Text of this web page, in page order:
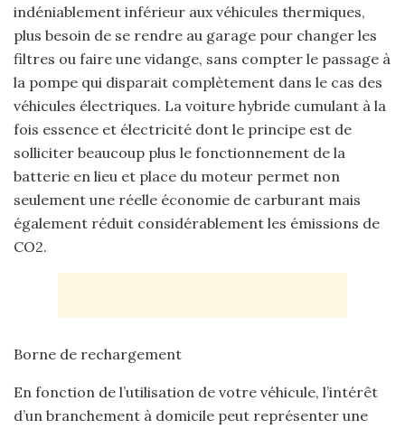
indéniablement inférieur aux véhicules thermiques,
plus besoin de se rendre au garage pour changer les
filtres ou faire une vidange, sans compter le passage à
la pompe qui disparait complètement dans le cas des
véhicules électriques. La voiture hybride cumulant à la
fois essence et électricité dont le principe est de
solliciter beaucoup plus le fonctionnement de la
batterie en lieu et place du moteur permet non
seulement une réelle économie de carburant mais
également réduit considérablement les émissions de
CO2.
Borne de rechargement
En fonction de l’utilisation de votre véhicule, l’intérêt
d’un branchement à domicile peut représenter une